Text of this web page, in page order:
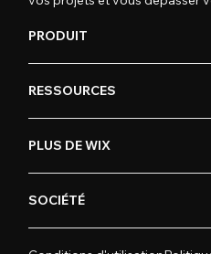
PRODUIT
RESSOURCES
PLUS DE WIX
SOCIÉTÉ